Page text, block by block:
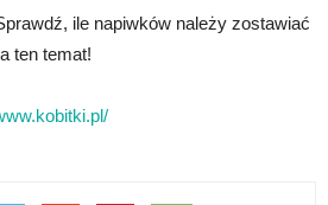
ile napiwków należy zostawiać
ten temat!